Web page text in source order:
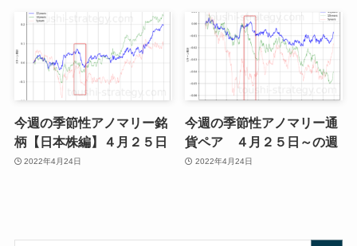
今週の季節性アノマリー銘
柄【日本株編】４月２５日
2022年4月24日
今週の季節性アノマリー通
貨ペア ４月２５日～の週
2022年4月24日